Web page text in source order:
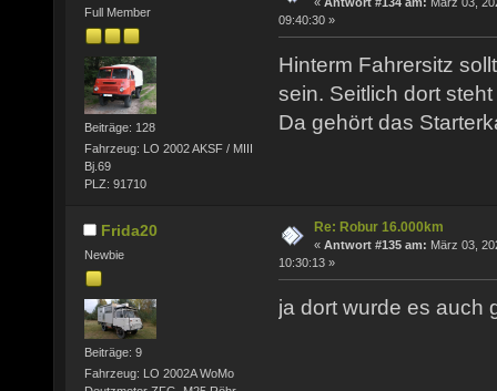
Full Member
Beiträge: 128
Fahrzeug: LO 2002 AKSF / MIII
Bj.69
PLZ: 91710
09:40:30 »
Hinterm Fahrersitz
sein. Seitlich dort
Da gehört das
Frida20
Newbie
Beiträge: 9
Fahrzeug: LO 2002A WoMo
Re: Robur 16.000km
« Antwort #135 am: März 03,
10:30:13 »
ja dort wurde es auch